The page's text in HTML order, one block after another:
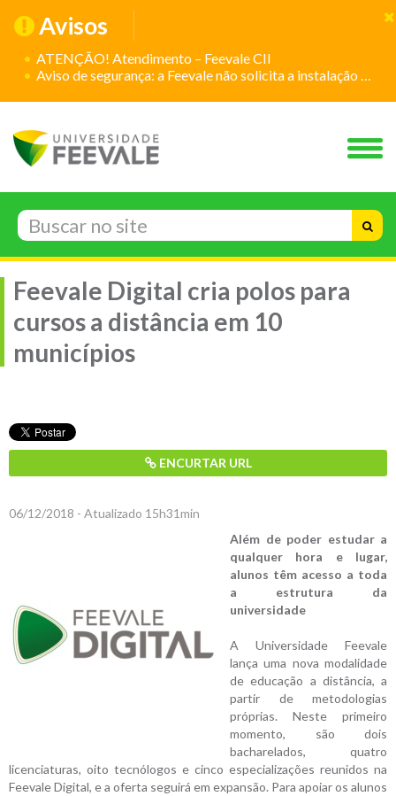
Avisos
ATENÇÃO! Atendimento – Feevale CII
Aviso de segurança: a Feevale não solicita a instalação de aplicativos
Feevale Digital cria polos para
cursos a distância em 10
municípios
ENCURTAR URL
06/12/2018 - Atualizado 15h31min
Além de poder estudar a
qualquer hora e lugar,
alunos têm acesso a toda
a estrutura da
universidade
A Universidade Feevale
lança uma nova modalidade
de educação a distância, a
partir de metodologias
próprias. Neste primeiro
momento, são dois
bacharelados, quatro
licenciaturas, oito tecnólogos e cinco especializações reunidos na
Feevale Digital, e a oferta seguirá em expansão. Para apoiar os alunos